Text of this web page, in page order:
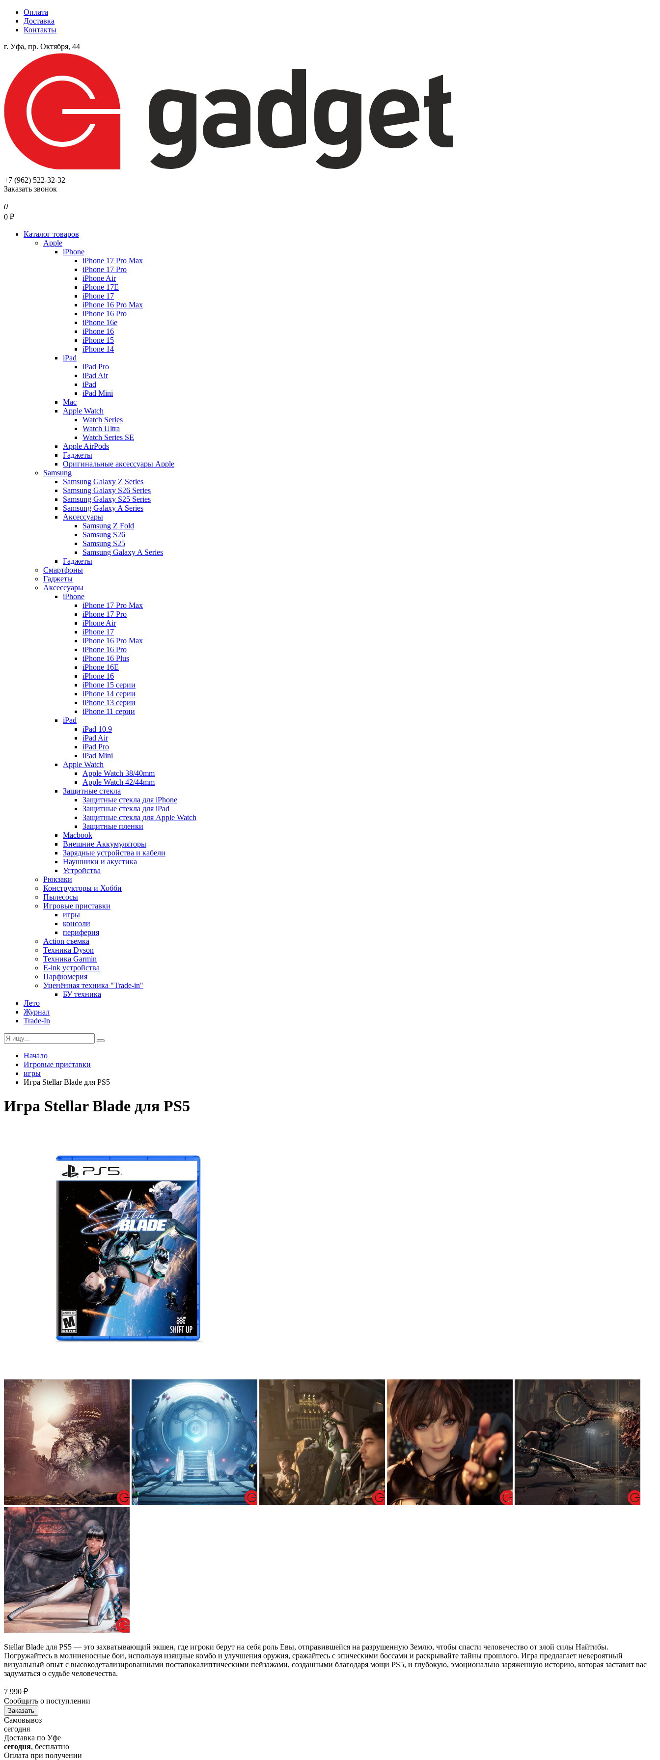
Оплата
Доставка
Контакты
г. Уфа, пр. Октября, 44
+7 (962) 522-32-32
Заказать звонок
0
0 ₽
Каталог товаров
Apple
iPhone
iPhone 17 Pro Max
iPhone 17 Pro
iPhone Air
iPhone 17E
iPhone 17
iPhone 16 Pro Max
iPhone 16 Pro
iPhone 16e
iPhone 16
iPhone 15
iPhone 14
iPad
iPad Pro
iPad Air
iPad
iPad Mini
Mac
Apple Watch
Watch Series
Watch Ultra
Watch Series SE
Apple AirPods
Гаджеты
Оригинальные аксессуары Apple
Samsung
Samsung Galaxy Z Series
Samsung Galaxy S26 Series
Samsung Galaxy S25 Series
Samsung Galaxy A Series
Аксессуары
Samsung Z Fold
Samsung S26
Samsung S25
Samsung Galaxy A Series
Гаджеты
Смартфоны
Гаджеты
Аксессуары
iPhone
iPhone 17 Pro Max
iPhone 17 Pro
iPhone Air
iPhone 17
iPhone 16 Pro Max
iPhone 16 Pro
iPhone 16 Plus
iPhone 16E
iPhone 16
iPhone 15 серии
iPhone 14 серии
iPhone 13 серии
iPhone 11 серии
iPad
iPad 10.9
iPad Air
iPad Pro
iPad Mini
Apple Watch
Apple Watch 38/40mm
Apple Watch 42/44mm
Защитные стекла
Защитные стекла для iPhone
Защитные стекла для iPad
Защитные стекла для Apple Watch
Защитные пленки
Macbook
Внешние Аккумуляторы
Зарядные устройства и кабели
Наушники и акустика
Устройства
Рюкзаки
Конструкторы и Хобби
Пылесосы
Игровые приставки
игры
консоли
периферия
Action съемка
Техника Dyson
Техника Garmin
E-ink устройства
Парфюмерия
Уценённая техника "Trade-in"
БУ техника
Лето
Журнал
Trade-In
Начало
Игровые приставки
игры
Игра Stellar Blade для PS5
Игра Stellar Blade для PS5
Stellar Blade для PS5 — это захватывающий экшен, где игроки берут на себя роль Евы, отправившейся на разрушенную Землю, чтобы спасти человечество от злой силы Найтибы.
Погружайтесь в молниеносные бои, используя изящные комбо и улучшения оружия, сражайтесь с эпическими боссами и раскрывайте тайны прошлого. Игра предлагает невероятный
визуальный опыт с высокодетализированными постапокалиптическими пейзажами, созданными благодаря мощи PS5, и глубокую, эмоционально заряженную историю, которая заставит вас
задуматься о судьбе человечества.
7 990 ₽
Сообщить о поступлении
Заказать
Самовывоз
сегодня
Доставка по Уфе
сегодня, бесплатно
Оплата при получении